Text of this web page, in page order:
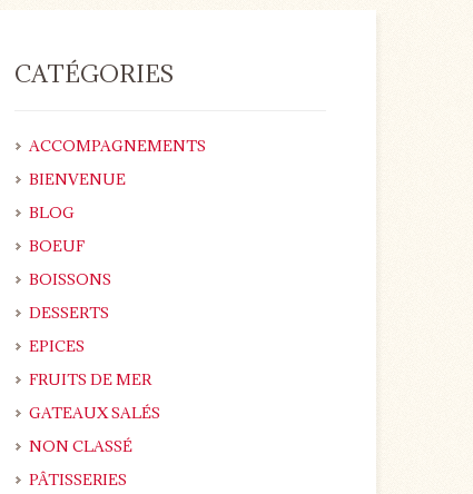
CATÉGORIES
ACCOMPAGNEMENTS
BIENVENUE
BLOG
BOEUF
BOISSONS
DESSERTS
EPICES
FRUITS DE MER
GATEAUX SALÉS
NON CLASSÉ
PÂTISSERIES